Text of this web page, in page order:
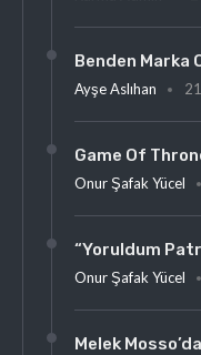
Benden Marka
Ayşe Aslıhan
Game Of
Onur Şafak Yücel
“Yoruldum
Onur Şafak Yücel
Melek